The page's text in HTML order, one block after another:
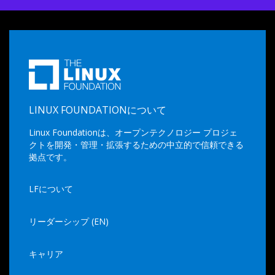
LINUX FOUNDATIONについて
Linux Foundationは、オープンテクノロジー プロジェ
クトを開発・管理・拡張するための中立的で信頼できる
拠点です。
LFについて
リーダーシップ (EN)
キャリア